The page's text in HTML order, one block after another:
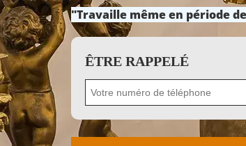
"Travaille même en période
ÊTRE RAPPELÉ